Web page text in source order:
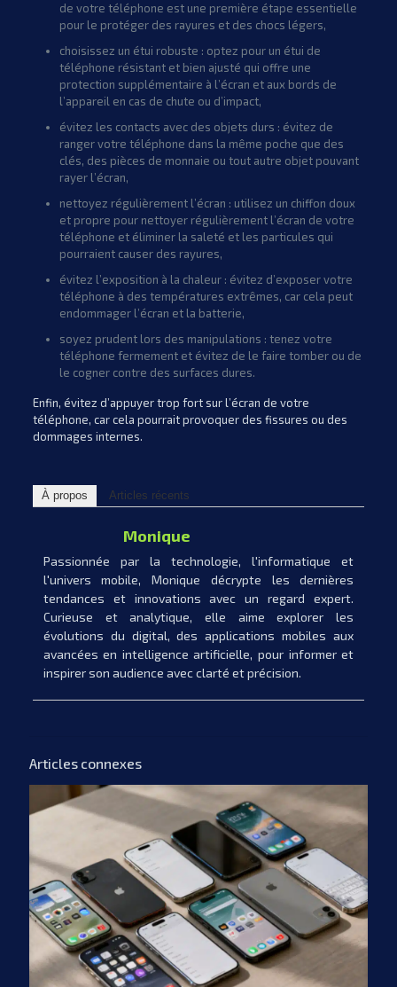
de votre téléphone est une première étape essentielle
pour le protéger des rayures et des chocs légers,
choisissez un étui robuste : optez pour un étui de
téléphone résistant et bien ajusté qui offre une
protection supplémentaire à l’écran et aux bords de
l’appareil en cas de chute ou d’impact,
évitez les contacts avec des objets durs : évitez de
ranger votre téléphone dans la même poche que des
clés, des pièces de monnaie ou tout autre objet pouvant
rayer l’écran,
nettoyez régulièrement l’écran : utilisez un chiffon doux
et propre pour nettoyer régulièrement l’écran de votre
téléphone et éliminer la saleté et les particules qui
pourraient causer des rayures,
évitez l’exposition à la chaleur : évitez d’exposer votre
téléphone à des températures extrêmes, car cela peut
endommager l’écran et la batterie,
soyez prudent lors des manipulations : tenez votre
téléphone fermement et évitez de le faire tomber ou de
le cogner contre des surfaces dures.
Enfin, évitez d’appuyer trop fort sur l’écran de votre
téléphone, car cela pourrait provoquer des fissures ou des
dommages internes.
À propos Articles récents
Monique
Passionnée par la technologie, l'informatique et
l'univers mobile, Monique décrypte les dernières
tendances et innovations avec un regard expert.
Curieuse et analytique, elle aime explorer les
évolutions du digital, des applications mobiles aux
avancées en intelligence artificielle, pour informer et
inspirer son audience avec clarté et précision.
Articles connexes